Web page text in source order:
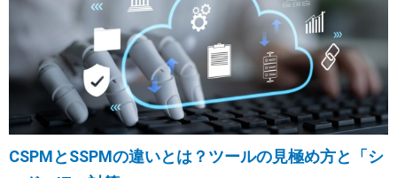
CSPMとSSPMの違いとは？ツールの見極め方と「シ